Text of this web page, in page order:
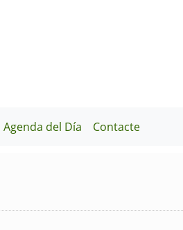
Agenda del Día Contacte